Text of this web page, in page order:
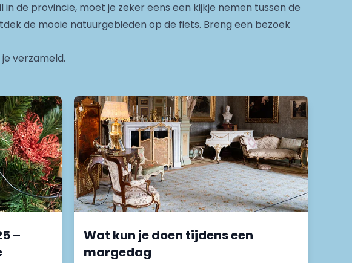
de provincie, moet je zeker eens een kijkje nemen tussen de
de mooie natuurgebieden op de fiets. Breng een bezoek
verzameld.
–
Wat kun je doen tijdens een
margedag